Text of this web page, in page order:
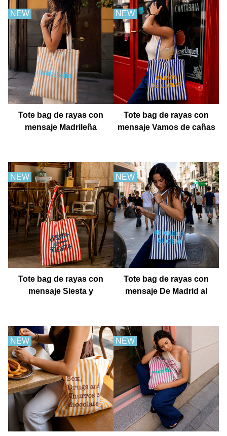
NEW
Tote bag de rayas con
mensaje Madrileña
NEW
Tote bag de rayas con
mensaje Vamos de cañas
NEW
Tote bag de rayas con
mensaje Siesta y
NEW
Tote bag de rayas con
mensaje De Madrid al
NEW NEW